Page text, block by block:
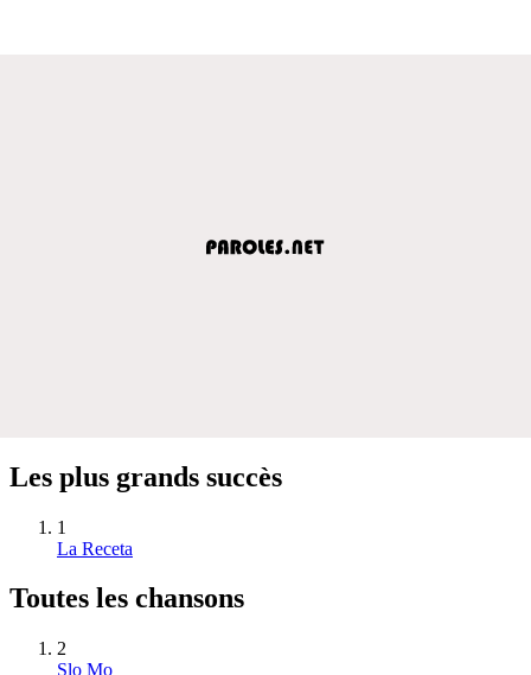
Les plus grands succès
1
La Receta
Toutes les chansons
2
Slo Mo